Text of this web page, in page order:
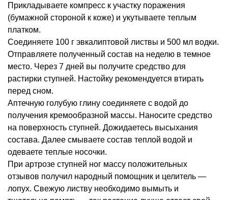
Прикладываете компресс к участку поражения
(бумажной стороной к коже) и укутываете теплым
платком.
Соединяете 100 г эвкалиптовой листвы и 500 мл водки.
Отправляете полученный состав на неделю в темное
место. Через 7 дней вы получите средство для
растирки ступней. Настойку рекомендуется втирать
перед сном.
Аптечную голубую глину соединяете с водой до
получения кремообразной массы. Наносите средство
на поверхность ступней. Дожидаетесь высыхания
состава. Далее смываете состав теплой водой и
одеваете теплые носочки.
При артрозе ступней ног массу положительных
отзывов получил народный помощник и целитель —
лопух. Свежую листву необходимо вымыть и